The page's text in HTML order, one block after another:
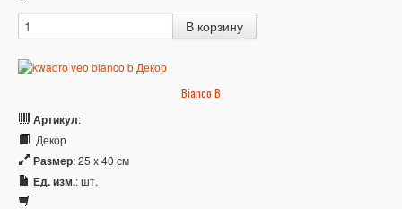
Bianco B
Артикул:
Декор
Размер: 25 x 40 см
Ед. изм.: шт.